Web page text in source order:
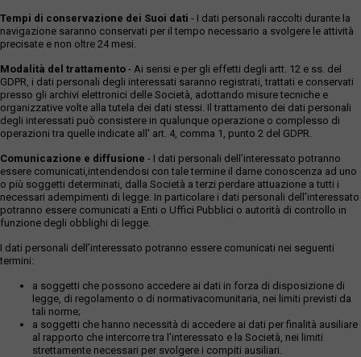
Tempi di conservazione dei Suoi dati - I dati personali raccolti durante la
navigazione saranno conservati per il tempo necessario a svolgere le attività
precisate e non oltre 24 mesi.
Modalità del trattamento - Ai sensi e per gli effetti degli artt. 12 e ss. del
GDPR, i dati personali degli interessati saranno registrati, trattati e conservati
presso gli archivi elettronici delle Società, adottando misure tecniche e
organizzative volte alla tutela dei dati stessi. Il trattamento dei dati personali
degli interessati può consistere in qualunque operazione o complesso di
operazioni tra quelle indicate all' art. 4, comma 1, punto 2 del GDPR.
Comunicazione e diffusione - I dati personali dell’interessato potranno
essere comunicati,intendendosi con tale termine il darne conoscenza ad uno
o più soggetti determinati, dalla Società a terzi perdare attuazione a tutti i
necessari adempimenti di legge. In particolare i dati personali dell’interessato
potranno essere comunicati a Enti o Uffici Pubblici o autorità di controllo in
funzione degli obblighi di legge.
I dati personali dell’interessato potranno essere comunicati nei seguenti
termini:
a soggetti che possono accedere ai dati in forza di disposizione di
legge, di regolamento o di normativacomunitaria, nei limiti previsti da
tali norme;
a soggetti che hanno necessità di accedere ai dati per finalità ausiliare
al rapporto che intercorre tra l’interessato e la Società, nei limiti
strettamente necessari per svolgere i compiti ausiliari.